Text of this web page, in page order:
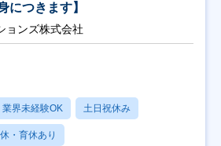
につきます】
ョンズ株式会社
業界未経験OK 土日祝休み
・育休あり